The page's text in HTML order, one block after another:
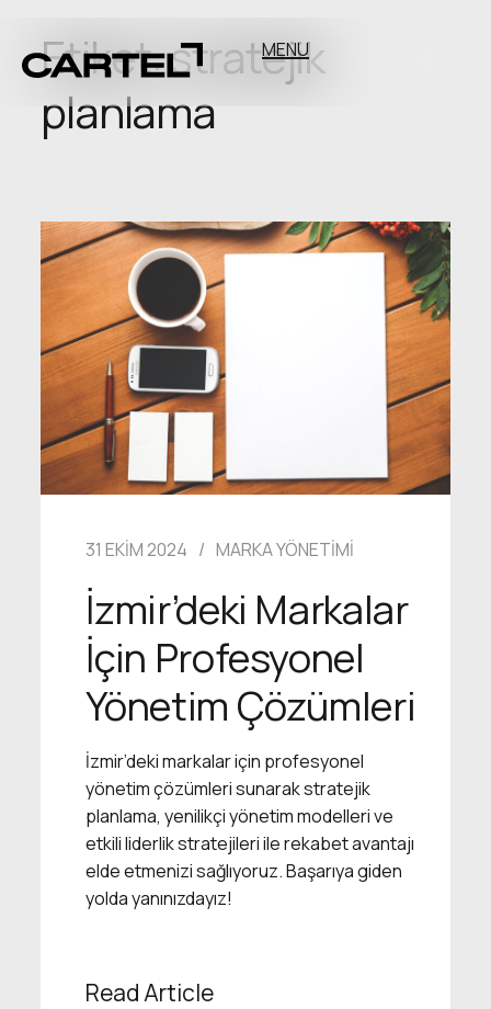
MENU
Etiket:stratejik
planlama
31 EKIM 2024 MARKA YÖNETIMI
İzmir’deki Markalar
İçin Profesyonel
Yönetim Çözümleri
İzmir’deki markalar için profesyonel
yönetim çözümleri sunarak stratejik
planlama, yenilikçi yönetim modelleri ve
etkili liderlik stratejileri ile rekabet avantajı
elde etmenizi sağlıyoruz. Başarıya giden
yolda yanınızdayız!
Read Article